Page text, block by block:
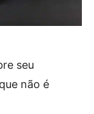
seu
não é